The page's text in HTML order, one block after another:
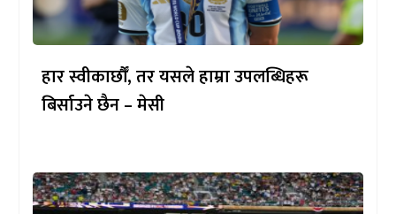
हार स्वीकार्छौँ, तर यसले हाम्रा उपलब्धिहरू
बिर्साउने छैन – मेसी